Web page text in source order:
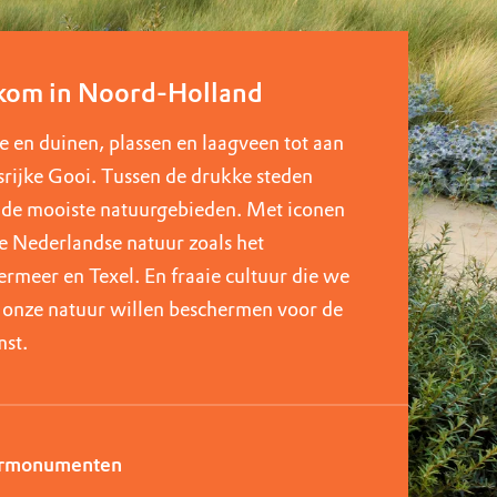
in Noord-Holland
en duinen, plassen en laagveen tot aan
Gooi. Tussen de drukke steden
mooiste natuurgebieden. Met iconen
Nederlandse natuur zoals het
en Texel. En fraaie cultuur die we
onze natuur willen beschermen voor de